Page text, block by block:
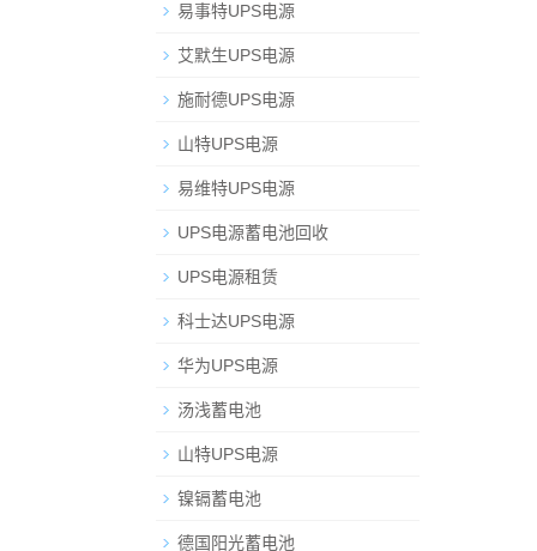
易事特UPS电源
艾默生UPS电源
施耐德UPS电源
山特UPS电源
易维特UPS电源
UPS电源蓄电池回收
UPS电源租赁
科士达UPS电源
华为UPS电源
汤浅蓄电池
山特UPS电源
镍镉蓄电池
德国阳光蓄电池